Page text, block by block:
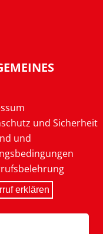
und Sicherheit
und
erklären